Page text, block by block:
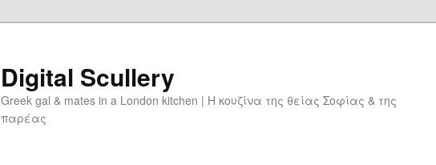
Digital Scullery
Greek gal & mates in a London kitchen | Η κουζίνα της θείας Σοφίας & της
παρέας